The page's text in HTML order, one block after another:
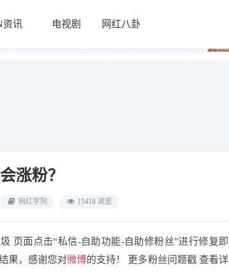
资讯 电视剧 网红八卦
涨粉？
网红学院 15418 浏览
页面点击“私信-自助功能-自助修粉丝”进行修复即
果，感谢您对微博的支持！ 更多粉丝问题戳 查看详